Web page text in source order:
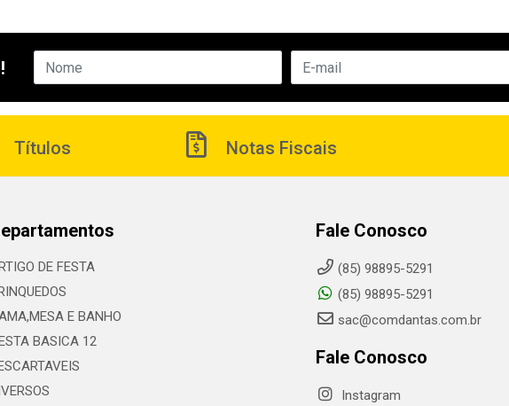
Títulos Notas Fiscais
DE FESTA
E BANHO
BASICA 12
Fale Conosco
(85) 98895-5291
(85) 98895-5291
sac@comdantas.com.br
Fale Conosco
Instagram